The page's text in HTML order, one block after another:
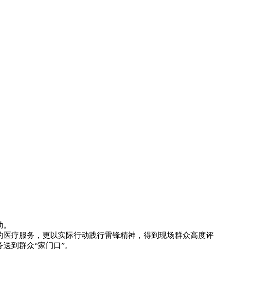
疗服务，更以实际行动践行雷锋精神，得到现场群众高度评
到群众“家门口”。